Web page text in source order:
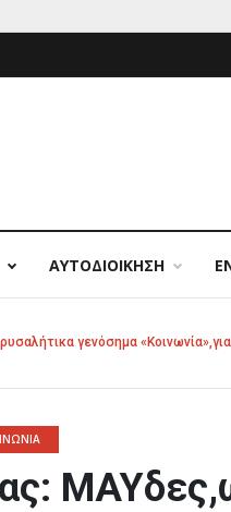
ΑΥΤΟΔΙΟΙΚΗΣΗ
γενόσημα